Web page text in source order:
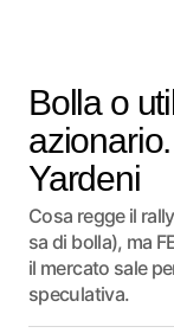
Bolla o
azionario.
Yardeni
Cosa regge il
sa di bolla), ma
il mercato sale
speculativa.